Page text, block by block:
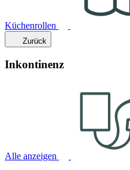
Küchenrollen
Zurück
Inkontinenz
Alle anzeigen